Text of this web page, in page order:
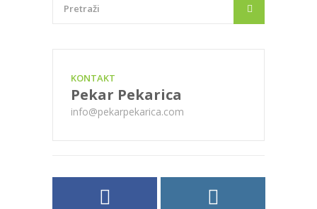
KONTAKT
Pekar Pekarica
info@pekarpekarica.com